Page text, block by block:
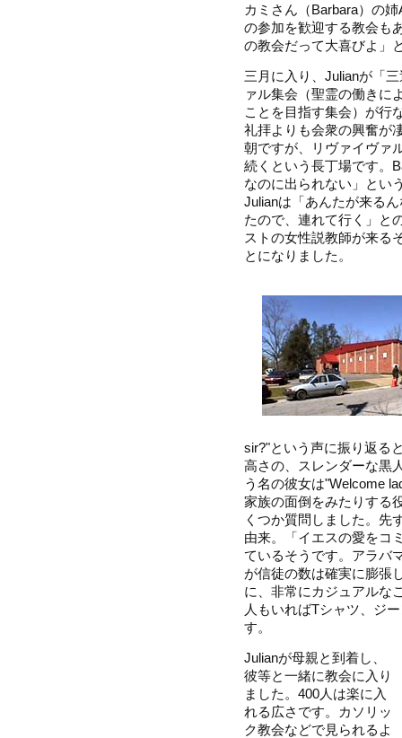
カミさん（Barbara）の
の参加を歓迎する教会も
の教会だって大喜びよ」
三月に入り、Julianが「
ァル集会（聖霊の働きに
ことを目指す集会）が行
礼拝よりも会衆の興奮が
朝ですが、リヴァイヴァ
続くという長丁場です。
なのに出られない」とい
Julianは「あんたが来る
たので、連れて行く」と
ストの女性説教師が来る
とになりました。
sir?"という声に振り返る
高さの、スレンダーな黒
う名の彼女は"Welcome
家族の面倒をみたりする
くつか質問しました。先
由来。「イエスの愛をコ
ているそうです。アラバ
が信徒の数は確実に膨張
に、非常にカジュアルな
人もいればTシャツ、ジ
す。
Julianが母親と到着し、
彼等と一緒に教会に入り
ました。400人は楽に入
れる広さです。カソリッ
ク教会などで見られるよ